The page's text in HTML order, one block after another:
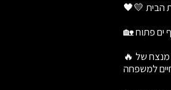
🖤💛 דנהנדל״ן – החבר'ה שמכרו לצב את הבית! 💛🖤
🏡 למכירה בברנע – דירת 4 חדרים מרווחת בפרויקט דמרי עם נוף ים פתוח! 🌊
🔥 דירה מוארת, מרווחת ואיכותית במיוחד, עם 3 כיווני אוויר ונוף מרהיב לים — שילוב מנצח של
למשפחה.